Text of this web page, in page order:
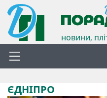
новини,
ЄДНІПРО